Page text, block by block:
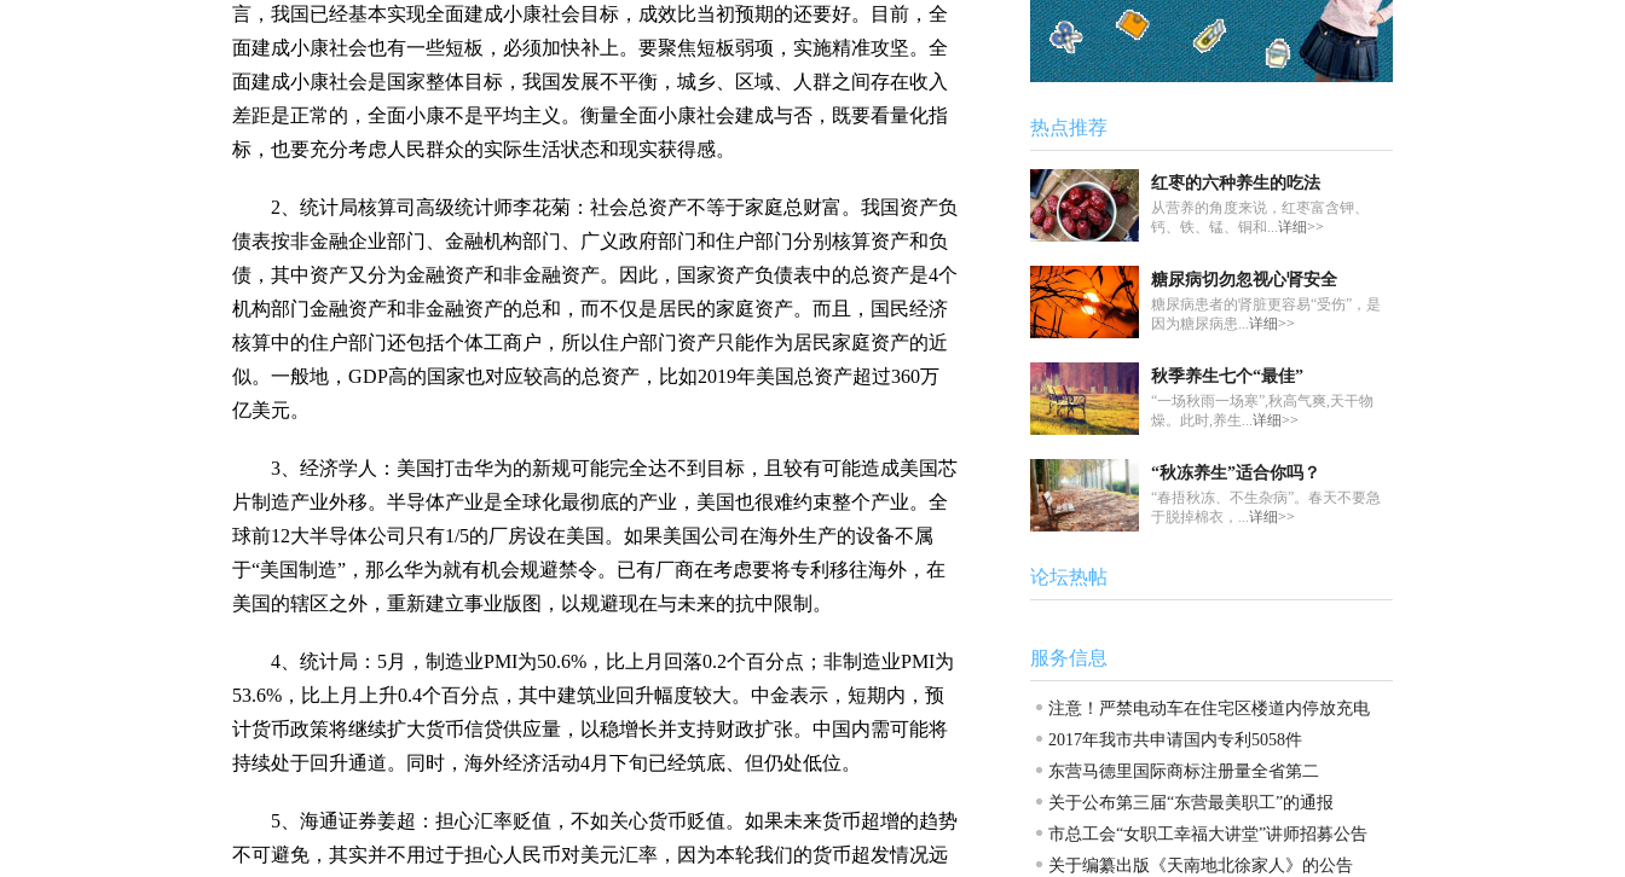
言，我国已经基本实现全面建成小康社会目标，成效比当初预期的还要好。目前，全
面建成小康社会也有一些短板，必须加快补上。要聚焦短板弱项，实施精准攻坚。全
面建成小康社会是国家整体目标，我国发展不平衡，城乡、区域、人群之间存在收入
差距是正常的，全面小康不是平均主义。衡量全面小康社会建成与否，既要看量化指
标，也要充分考虑人民群众的实际生活状态和现实获得感。
2、统计局核算司高级统计师李花菊：社会总资产不等于家庭总财富。我国资产负
债表按非金融企业部门、金融机构部门、广义政府部门和住户部门分别核算资产和负
债，其中资产又分为金融资产和非金融资产。因此，国家资产负债表中的总资产是4个
机构部门金融资产和非金融资产的总和，而不仅是居民的家庭资产。而且，国民经济
核算中的住户部门还包括个体工商户，所以住户部门资产只能作为居民家庭资产的近
似。一般地，GDP高的国家也对应较高的总资产，比如2019年美国总资产超过360万
亿美元。
3、经济学人：美国打击华为的新规可能完全达不到目标，且较有可能造成美国芯
片制造产业外移。半导体产业是全球化最彻底的产业，美国也很难约束整个产业。全
球前12大半导体公司只有1/5的厂房设在美国。如果美国公司在海外生产的设备不属
于“美国制造”，那么华为就有机会规避禁令。已有厂商在考虑要将专利移往海外，在
美国的辖区之外，重新建立事业版图，以规避现在与未来的抗中限制。
4、统计局：5月，制造业PMI为50.6%，比上月回落0.2个百分点；非制造业PMI为
53.6%，比上月上升0.4个百分点，其中建筑业回升幅度较大。中金表示，短期内，预
计货币政策将继续扩大货币信贷供应量，以稳增长并支持财政扩张。中国内需可能将
持续处于回升通道。同时，海外经济活动4月下旬已经筑底、但仍处低位。
5、海通证券姜超：担心汇率贬值，不如关心货币贬值。如果未来货币超增的趋势
不可避免，其实并不用过于担心人民币对美元汇率，因为本轮我们的货币超发情况远
热点推荐
红枣的六种养生的吃法
从营养的角度来说，红枣富含钾、
钙、铁、锰、铜和...详细>>
糖尿病切勿忽视心肾安全
糖尿病患者的肾脏更容易“受伤”，是
因为糖尿病患...详细>>
秋季养生七个“最佳”
“一场秋雨一场寒”,秋高气爽,天干物
燥。此时,养生...详细>>
“秋冻养生”适合你吗？
“春捂秋冻、不生杂病”。春天不要急
于脱掉棉衣，...详细>>
论坛热帖
服务信息
注意！严禁电动车在住宅区楼道内停放充电
2017年我市共申请国内专利5058件
东营马德里国际商标注册量全省第二
关于公布第三届“东营最美职工”的通报
市总工会“女职工幸福大讲堂”讲师招募公告
关于编纂出版《天南地北徐家人》的公告